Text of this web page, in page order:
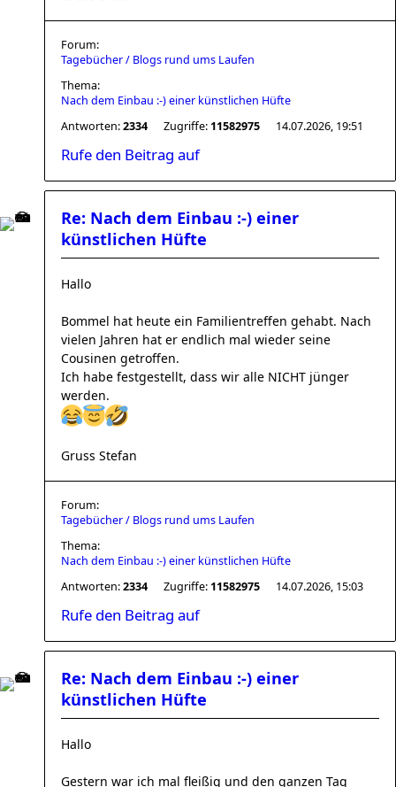
Forum:
Tagebücher / Blogs rund ums Laufen
Thema:
Nach dem Einbau :-) einer künstlichen Hüfte
Antworten:2334 Zugriffe: 11582975 14.07.2026, 19:51
Rufe den Beitrag auf
Re: Nach dem Einbau :-) einer
künstlichen Hüfte
Hallo
Bommel hat heute ein Familientreffen gehabt. Nach
vielen Jahren hat er endlich mal wieder seine
Cousinen getroffen.
Ich habe festgestellt, dass wir alle NICHT jünger
werden.
Gruss Stefan
Forum:
Tagebücher / Blogs rund ums Laufen
Thema:
Nach dem Einbau :-) einer künstlichen Hüfte
Antworten:2334 Zugriffe: 11582975 14.07.2026, 15:03
Rufe den Beitrag auf
Re: Nach dem Einbau :-) einer
künstlichen Hüfte
Hallo
Gestern war ich mal fleißig und den ganzen Tag